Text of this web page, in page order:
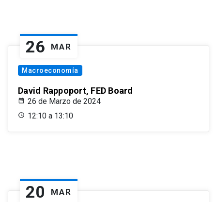
26 MAR
Macroeconomía
David Rappoport, FED Board
26 de Marzo de 2024
12:10 a 13:10
20 MAR